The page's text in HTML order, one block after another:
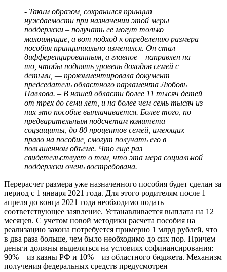
- Таким образом, сохранился принцип
нуждаемости при назначении этой меры
поддержки – получать ее могут только
малоимущие, а вот подход к определению размера
пособия принципиально изменился. Он стал
дифференцированным, а главное – направлен на
то, чтобы поднять уровень доходов семей с
детьми, — прокомментировала документ
председатель областного парламента Любовь
Павлова. – В нашей области более 11 тысяч детей
от трех до семи лет, и на более чем семь тысяч из
них это пособие выплачивается. Более того, по
предварительным подсчетам комитета
соцзащиты, до 80 процентов семей, имеющих
право на пособие, смогут получать его в
повышенном объеме. Что еще раз
свидетельствует о том, что эта мера социальной
поддержки очень востребована.
Перерасчет размера уже назначенного пособия будет сделан за
период с 1 января 2021 года. Для этого родителям после 1
апреля до конца 2021 года необходимо подать
соответствующее заявление. Устанавливается выплата на 12
месяцев. С учетом новой методики расчета пособия на
реализацию закона потребуется примерно 1 млрд рублей, что
в два раза больше, чем было необходимо до сих пор. Причем
деньги должны выделяться на условиях софинансирования:
90% – из казны РФ и 10% – из областного бюджета. Механизм
получения федеральных средств предусмотрен